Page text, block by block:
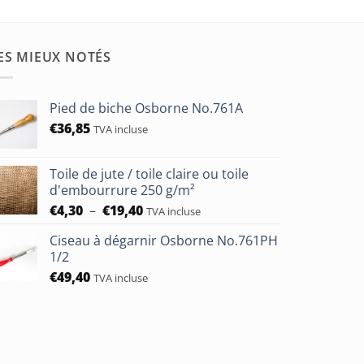
MIEUX NOTÉS
Pied de biche Osborne No.761A
€36,85 TVA incluse
Toile de jute / toile claire ou toile
d'embourrure 250 g/m²
€4,30 – €19,40Plage
prix :
à
TVA incluse
Ciseau à dégarnir Osborne No.761PH
1/2
€49,40 TVA incluse